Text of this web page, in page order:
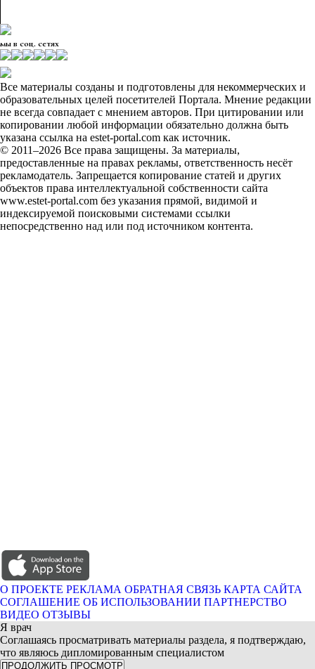
мы в соц. сетях
Все материалы созданы и подготовлены для некоммерческих и
образовательных целей посетителей Портала. Мнение редакции
не всегда совпадает с мнением авторов. При цитировании или
копировании любой информации обязательно должна быть
указана ссылка на estet-portal.com как источник.
© 2011–2026 Все права защищены. За материалы,
предоставленные на правах рекламы, ответственность несёт
рекламодатель. Запрещается копирование статей и других
объектов права интеллектуальной собственности сайта
www.estet-portal.com без указания прямой, видимой и
индексируемой поисковыми системами ссылки
непосредственно над или под источником контента.
О ПРОЕКТЕ РЕКЛАМА ОБРАТНАЯ СВЯЗЬ КАРТА САЙТА
СОГЛАШЕНИЕ ОБ ИСПОЛЬЗОВАНИИ ПАРТНЕРСТВО
ВИДЕО ОТЗЫВЫ
Я врач
Соглашаясь просматривать материалы раздела, я подтверждаю,
что являюсь дипломированным специалистом
ПРОДОЛЖИТЬ ПРОСМОТР